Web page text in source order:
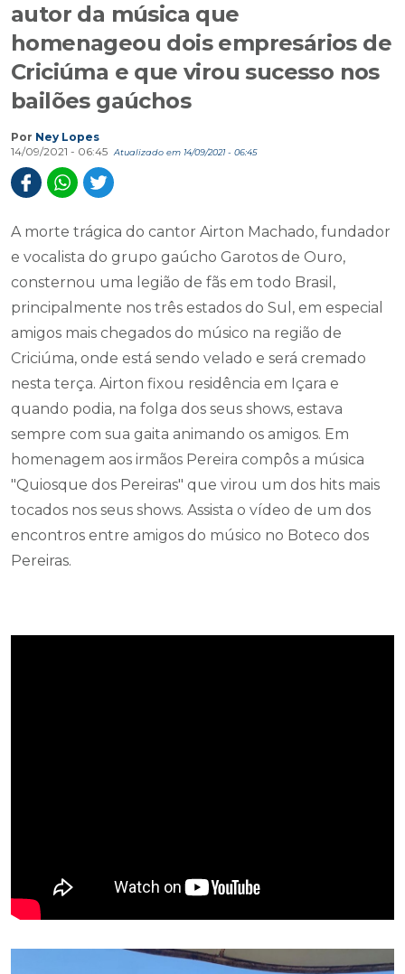
autor da música que
homenageou dois empresários de
Criciúma e que virou sucesso nos
bailões gaúchos
Por Ney Lopes
14/09/2021 - 06:45
Atualizado em 14/09/2021 - 06:45
A morte trágica do cantor Airton Machado, fundador
e vocalista do grupo gaúcho Garotos de Ouro,
consternou uma legião de fãs em todo Brasil,
principalmente nos três estados do Sul, em especial
amigos mais chegados do músico na região de
Criciúma, onde está sendo velado e será cremado
nesta terça. Airton fixou residência em Içara e
quando podia, na folga dos seus shows, estava
sempre com sua gaita animando os amigos. Em
homenagem aos irmãos Pereira compôs a música
"Quiosque dos Pereiras" que virou um dos hits mais
tocados nos seus shows. Assista o vídeo de um dos
encontros entre amigos do músico no Boteco dos
Pereiras.